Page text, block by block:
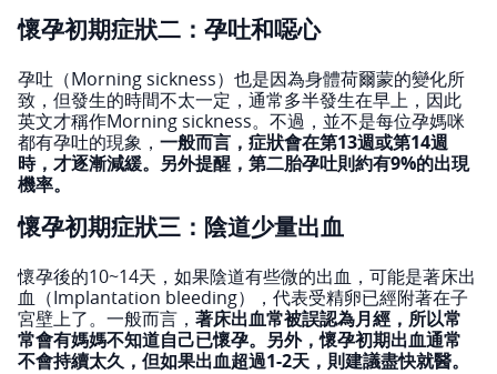
懷孕初期症狀二：孕吐和噁心
孕吐（Morning sickness）也是因為身體荷爾蒙的變化所
致，但發生的時間不太一定，通常多半發生在早上，因此
英文才稱作Morning sickness。不過，並不是每位孕媽咪
都有孕吐的現象， 一般而言，症狀會在第13週或第14週
時，才逐漸減緩。另外提醒，第二胎孕吐則約有9%的出現
機率。
懷孕初期症狀三：陰道少量出血
懷孕後的10~14天，如果陰道有些微的出血，可能是著床出
血（Implantation bleeding），代表受精卵已經附著在子
宮壁上了。一般而言， 著床出血常被誤認為月經，所以常
常會有媽媽不知道自己已懷孕。另外，懷孕初期出血通常
不會持續太久，但如果出血超過1-2天，則建議盡快就醫。